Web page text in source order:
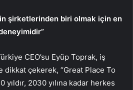
şirketlerinden biri olmak için en
CEO’su Eyüp Toprak, iş
dikkat çekerek, “Great Place To
yıldır, 2030 yılına kadar herkes